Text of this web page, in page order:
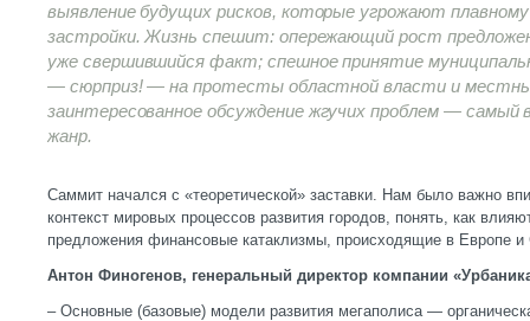
выявление будущих рисков, которые угрожают
застройки. Жизнь спешит: опережающий рост
уже свершившийся факт; спешное принятие
— сюрприз! — на протесты областной власти и
заинтересованное обсуждение жгучих проблем — самый
жанр.
Саммит начался с «теоретической» заставки. Нам было важно
контекст мировых процессов развития городов, понять, как
предложения финансовые катаклизмы, происходящие в Европе
Антон Финогенов, генеральный директор компании
– Основные (базовые) модели развития мегаполиса —